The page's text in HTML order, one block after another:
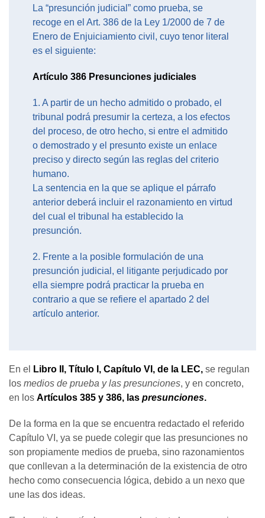
La “presunción judicial” como prueba, se
recoge en el Art. 386 de la Ley 1/2000 de 7 de
Enero de Enjuiciamiento civil, cuyo tenor literal
es el siguiente:
Artículo 386 Presunciones judiciales
1. A partir de un hecho admitido o probado, el
tribunal podrá presumir la certeza, a los efectos
del proceso, de otro hecho, si entre el admitido
o demostrado y el presunto existe un enlace
preciso y directo según las reglas del criterio
humano.
La sentencia en la que se aplique el párrafo
anterior deberá incluir el razonamiento en virtud
del cual el tribunal ha establecido la
presunción.
2. Frente a la posible formulación de una
presunción judicial, el litigante perjudicado por
ella siempre podrá practicar la prueba en
contrario a que se refiere el apartado 2 del
artículo anterior.
En el Libro II, Título I, Capítulo VI, de la LEC, se regulan
los medios de prueba y las presunciones, y en concreto,
en los Artículos 385 y 386, las presunciones.
De la forma en la que se encuentra redactado el referido
Capítulo VI, ya se puede colegir que las presunciones no
son propiamente medios de prueba, sino razonamientos
que conllevan a la determinación de la existencia de otro
hecho como consecuencia lógica, debido a un nexo que
une las dos ideas.